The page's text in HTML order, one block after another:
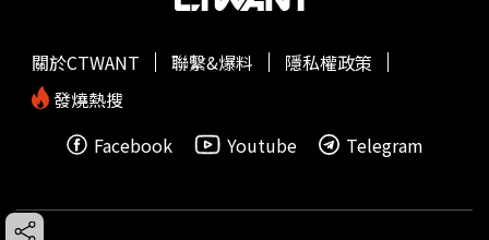
關於CTWANT 聯繫&爆料
隱私權政策
發燒熱搜
Facebook
Youtube Telegram